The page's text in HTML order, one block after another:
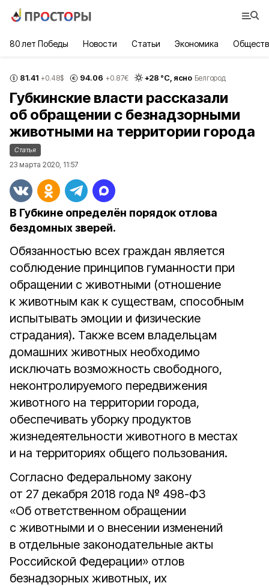
80 лет Победы Новости Статьи Экономика
81.41 +0.48$ 94.06 +0.87€ +28 °С, ясно Белгород
Губкинские власти рассказали
об обращении с безнадзорными
животными на территории города
Статья
23 марта 2020, 11:57
В Губкине определён порядок отлова
бездомных зверей.
Обязанностью всех граждан является
соблюдение принципов гуманности при
обращении с животными (отношение
к животным как к существам, способным
испытывать эмоции и физические
страдания). Также всем владельцам
домашних животных необходимо
исключать возможность свободного,
неконтролируемого передвижения
животного на территории города,
обеспечивать уборку продуктов
жизнедеятельности животного в местах
и на территориях общего пользования.
Согласно Федеральному закону
от 27 декабря 2018 года № 498-ФЗ
«Об ответственном обращении
с животными и о внесении изменений
в отдельные законодательные акты
Российской Федерации» отлов
безнадзорных животных, их